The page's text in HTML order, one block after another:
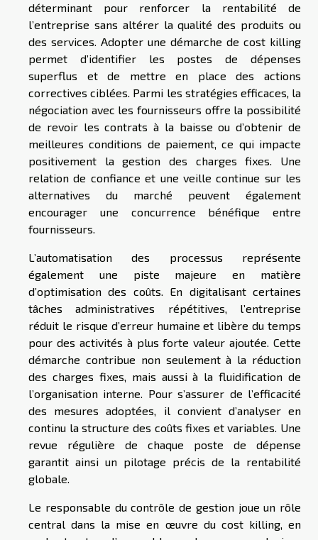
déterminant pour renforcer la rentabilité de
l’entreprise sans altérer la qualité des produits ou
des services. Adopter une démarche de cost killing
permet d’identifier les postes de dépenses
superflus et de mettre en place des actions
correctives ciblées. Parmi les stratégies efficaces, la
négociation avec les fournisseurs offre la possibilité
de revoir les contrats à la baisse ou d’obtenir de
meilleures conditions de paiement, ce qui impacte
positivement la gestion des charges fixes. Une
relation de confiance et une veille continue sur les
alternatives du marché peuvent également
encourager une concurrence bénéfique entre
fournisseurs.
L’automatisation des processus représente
également une piste majeure en matière
d’optimisation des coûts. En digitalisant certaines
tâches administratives répétitives, l’entreprise
réduit le risque d’erreur humaine et libère du temps
pour des activités à plus forte valeur ajoutée. Cette
démarche contribue non seulement à la réduction
des charges fixes, mais aussi à la fluidification de
l’organisation interne. Pour s’assurer de l’efficacité
des mesures adoptées, il convient d’analyser en
continu la structure des coûts fixes et variables. Une
revue régulière de chaque poste de dépense
garantit ainsi un pilotage précis de la rentabilité
globale.
Le responsable du contrôle de gestion joue un rôle
central dans la mise en œuvre du cost killing, en